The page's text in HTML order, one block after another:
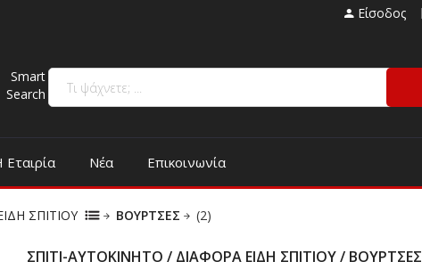
Είσοδος
Smart
Search
Εταιρία Νέα Επικοινωνία
ΣΠΙΤΙΟΥ ΒΟΥΡΤΣΕΣ (2)
ΣΠΙΤΙ-ΑΥΤΟΚΙΝΗΤΟ / ΔΙΑΦΟΡΑ ΕΙΔΗ ΣΠΙΤΙΟΥ / ΒΟΥΡΤΣΕΣ